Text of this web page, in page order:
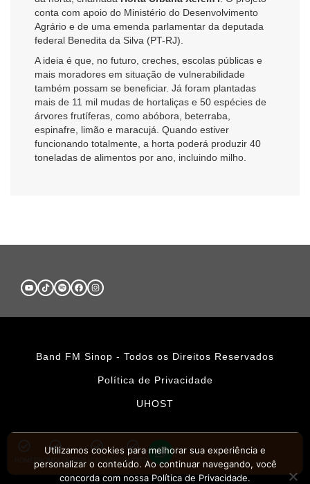
conta com apoio do Ministério do Desenvolvimento
Agrário e de uma emenda parlamentar da deputada
federal Benedita da Silva (PT-RJ).
A ideia é que, no futuro, creches, escolas públicas e
mais moradores em situação de vulnerabilidade
também possam se beneficiar. Já foram plantadas
mais de 11 mil mudas de hortaliças e 50 espécies de
árvores frutíferas, como abóbora, beterraba,
espinafre, limão e maracujá. Quando estiver
funcionando totalmente, a horta poderá produzir 40
toneladas de alimentos por ano, incluindo milho.
Band FM Sinop - Todos os Direitos Reservados
Política de Privacidade
UHOST
PROMOÇÕESAPLICATIVOS CONTATO
Utilizamos cookies para melhorar sua experiência e
personalizar o conteúdo. Ao continuar navegando, você
concorda com nossa Política de Privacidade.